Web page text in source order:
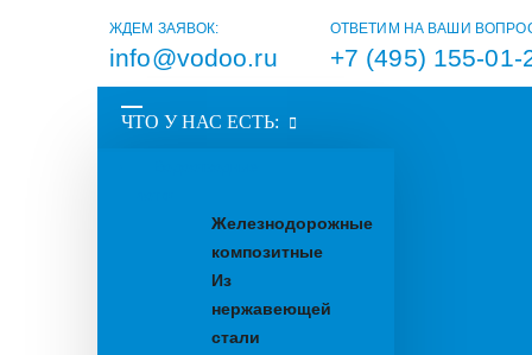
ЖДЕМ ЗАЯВОК:
info@vodoo.ru
ОТВЕТИМ НА ВАШИ
+7 (495) 155-01-
ЧТО У НАС ЕСТЬ:
Железнодорожные
композитные
Из
нержавеющей
стали